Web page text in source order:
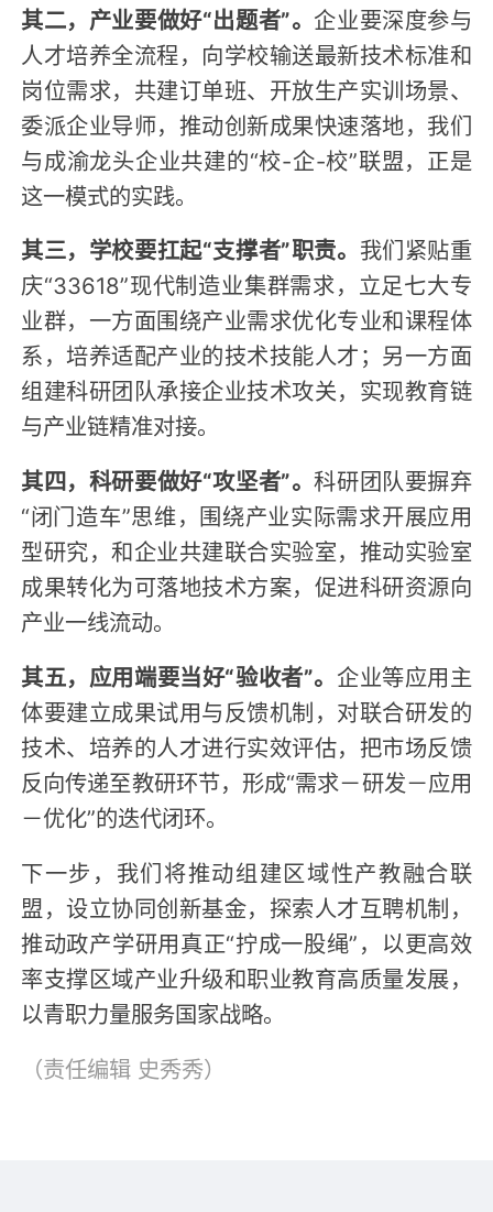
其二，产业要做好“出题者”。 企业要深度参与
人才培养全流程，向学校输送最新技术标准和
岗位需求，共建订单班、开放生产实训场景、
委派企业导师，推动创新成果快速落地，我们
与成渝龙头企业共建的“校-企-校”联盟，正是
这一模式的实践。
其三，学校要扛起“支撑者”职责。 我们紧贴重
庆“33618”现代制造业集群需求，立足七大专
业群，一方面围绕产业需求优化专业和课程体
系，培养适配产业的技术技能人才；另一方面
组建科研团队承接企业技术攻关，实现教育链
与产业链精准对接。
其四，科研要做好“攻坚者”。科研团队要摒弃
“闭门造车”思维，围绕产业实际需求开展应用
型研究，和企业共建联合实验室，推动实验室
成果转化为可落地技术方案，促进科研资源向
产业一线流动。
其五，应用端要当好“验收者”。 企业等应用主
体要建立成果试用与反馈机制，对联合研发的
技术、培养的人才进行实效评估，把市场反馈
反向传递至教研环节，形成“需求－研发－应用
－优化”的迭代闭环。
下一步，我们将推动组建区域性产教融合联
盟，设立协同创新基金，探索人才互聘机制，
推动政产学研用真正“拧成一股绳”，以更高效
率支撑区域产业升级和职业教育高质量发展，
以青职力量服务国家战略。
（责任编辑 史秀秀）